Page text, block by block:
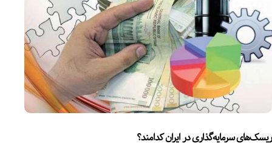
ریسک‌های سرمایه‌گذاری در ایران کدامند؟